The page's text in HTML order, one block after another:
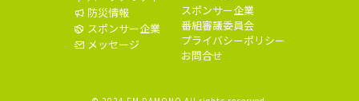
防災情報
スポンサー企業
メッセージ
スポンサー企業
番組審議委員会
プライバシーポリシー
お問合せ